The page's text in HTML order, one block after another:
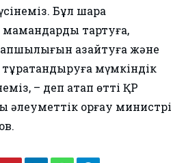
Бұл шара
мамандарды тартуға,
азайтуға және
мүмкіндік
– деп атап өтті ҚР
әлеуметтік қорғау министрі